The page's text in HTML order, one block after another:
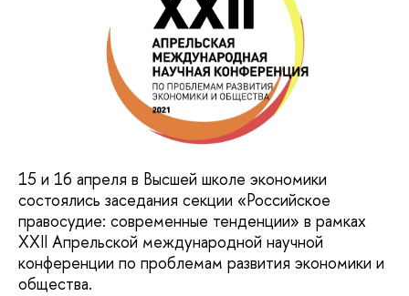
15 и 16 апреля в Высшей школе экономики
состоялись заседания секции «Российское
правосудие: современные тенденции» в рамках
XXII Апрельской международной научной
конференции по проблемам развития экономики и
общества.